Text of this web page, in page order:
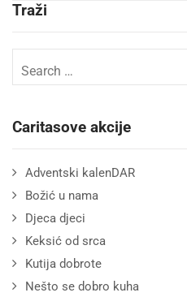
Traži
Caritasove akcije
Adventski kalenDAR
Božić u nama
Djeca djeci
Keksić od srca
Kutija dobrote
Nešto se dobro kuha